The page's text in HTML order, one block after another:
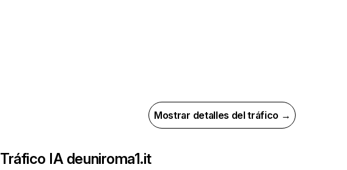
Mostrar detalles del tráfico →
Tráfico IA deuniroma1.it